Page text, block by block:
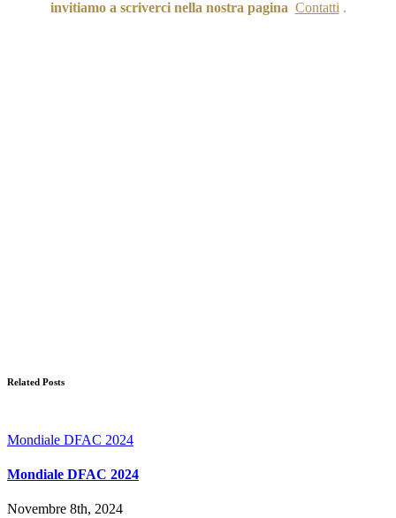
invitiamo a scriverci nella nostra pagina Contatti .
Related Posts
Mondiale DFAC 2024
Mondiale DFAC 2024
Novembre 8th, 2024